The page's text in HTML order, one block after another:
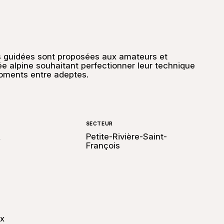
sont proposées aux amateurs et
alpine souhaitant perfectionner leur technique
entre adeptes.
SECTEUR
Petite-Rivière-Saint-
François